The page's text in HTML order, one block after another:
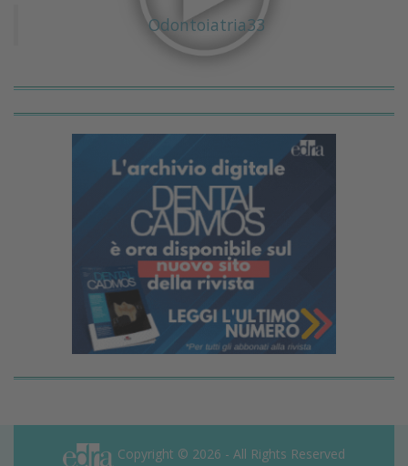
Odontoiatria33
Copyright © 2026 - All Rights Reserved